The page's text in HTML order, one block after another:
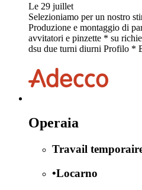
Le 29 juillet
Selezioniamo per un nostro
Produzione e montaggio di
avvitatori e pinzette * su
dsu due turni diurni Profilo *
Operaia
Travail
•Locarno